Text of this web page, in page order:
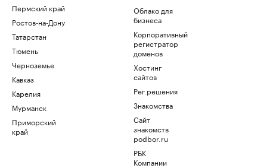
Пермский край
Ростов-на-Дону
Татарстан
Тюмень
Черноземье
Кавказ
Карелия
Мурманск
Приморский
край
Облако для
бизнеса
Корпоративный
регистратор
доменов
Хостинг
сайтов
Рег.решения
Знакомства
Сайт
знакомств
podbor.ru
РБК
Компании